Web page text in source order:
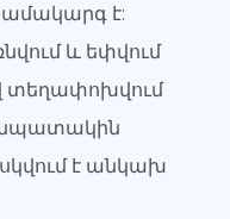
է:
և եփվում
տեղափոխվում
նպատակին
է անկախ